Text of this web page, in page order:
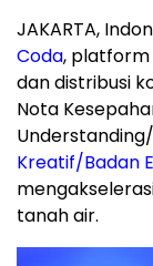
JAKARTA,
Coda, platform
dan distribusi
Nota
Kreatif/Badan
tanah air.